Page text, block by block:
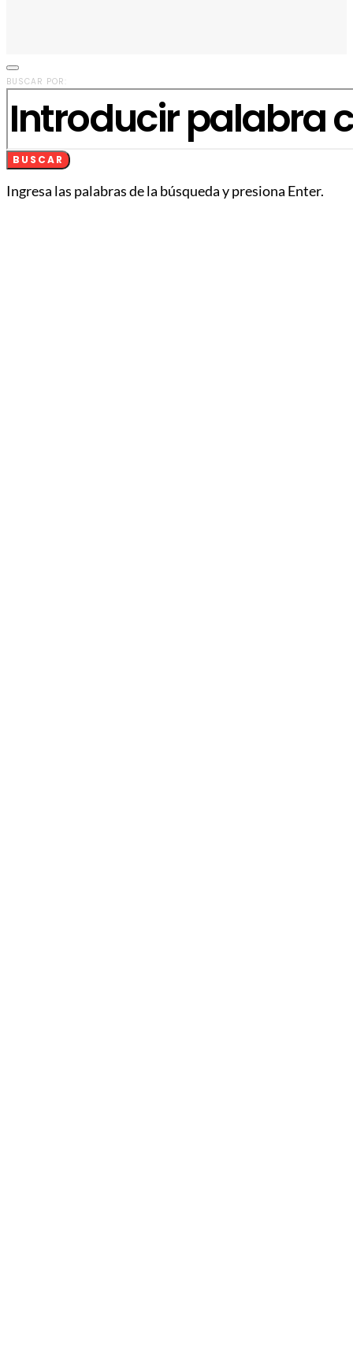
BUSCAR POR:
BUSCAR
Ingresa las palabras de la búsqueda y presiona Enter.